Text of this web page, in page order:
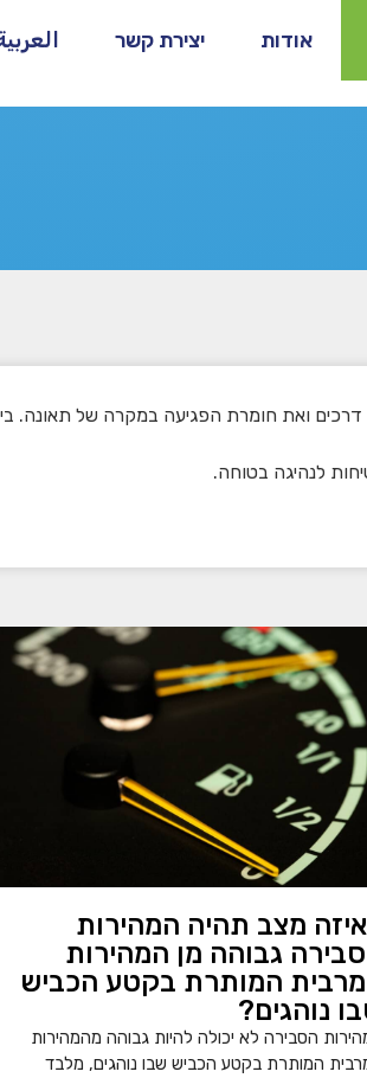
אודות יצירת קשר
ואת חומרת הפגיעה במקרה של תאונה.
לנהיגה בטוחה.
מצב תהיה המהירות
גבוהה מן המהירות
המותרת בקטע הכביש
נוהגים?
הסבירה לא יכולה להיות גבוהה מהמהירות
המותרת בקטע הכביש שבו נוהגים, מלבד